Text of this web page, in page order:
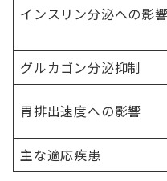
インスリン分泌への影響
グルカゴン分泌抑制
胃排出速度への影響
主な適応疾患